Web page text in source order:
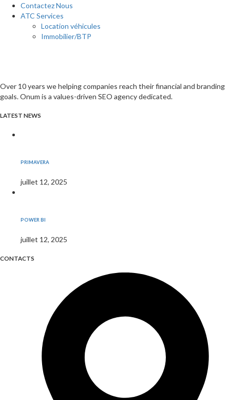
Contactez Nous
ATC Services
Location véhicules
Immobilier/BTP
Over 10 years we helping companies reach their financial and branding
goals. Onum is a values-driven SEO agency dedicated.
LATEST NEWS
PRIMAVERA
juillet 12, 2025
POWER BI
juillet 12, 2025
CONTACTS